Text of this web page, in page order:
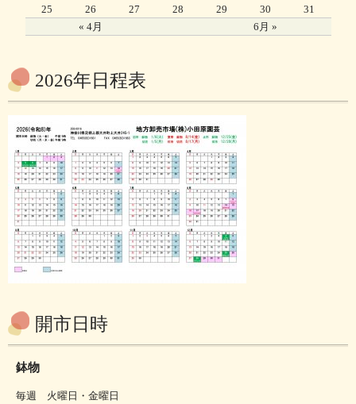
« 4月 6月 »
25
26 27 28 29 30 31
2026年日程表
開市日時
鉢物
毎週 火曜日・金曜日